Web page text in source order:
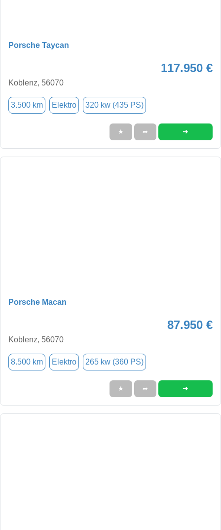
Porsche Taycan
117.950 €
Koblenz, 56070
3.500 km Elektro 320 kw (435 PS)
★ ➦ ➜
Porsche Macan
87.950 €
Koblenz, 56070
8.500 km Elektro 265 kw (360 PS)
★ ➦ ➜